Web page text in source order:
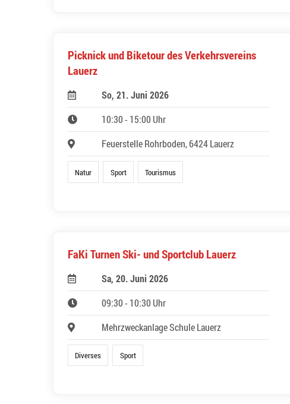
Picknick und Biketour des Verkehrsvereins
Lauerz
So, 21. Juni 2026
10:30 - 15:00 Uhr
Feuerstelle Rohrboden, 6424 Lauerz
Natur Sport Tourismus
FaKi Turnen Ski- und Sportclub Lauerz
Sa, 20. Juni 2026
09:30 - 10:30 Uhr
Mehrzweckanlage Schule Lauerz
Diverses Sport